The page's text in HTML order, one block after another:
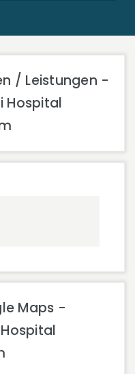
/ Leistungen -
Hospital
Maps -